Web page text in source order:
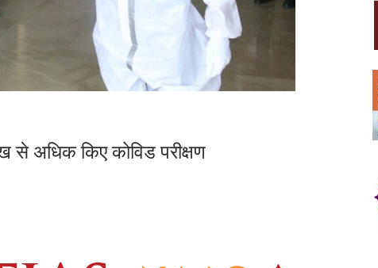
से अधिक किए कोविड परीक्षण